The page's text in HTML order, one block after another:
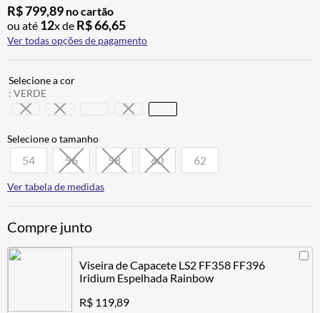
R$799,89 no cartão
ou até 12x de R$66,65
Ver todas opções de pagamento
: VERDE
54 56 58 60 62
Ver tabela de medidas
Compre junto
Viseira de Capacete LS2 FF358 FF396
Iridium Espelhada Rainbow
R$ 119,89